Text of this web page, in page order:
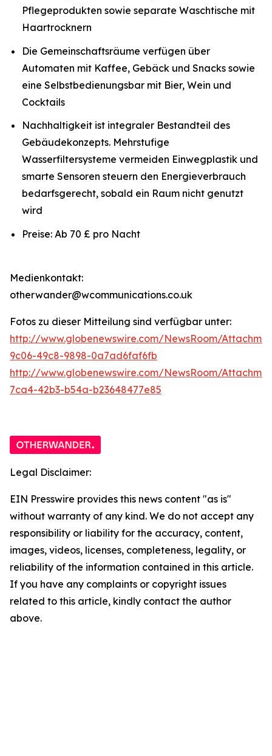
Pflegeprodukten sowie separate Waschtische mit
Haartrocknern
Die Gemeinschaftsräume verfügen über
Automaten mit Kaffee, Gebäck und Snacks sowie
eine Selbstbedienungsbar mit Bier, Wein und
Cocktails
Nachhaltigkeit ist integraler Bestandteil des
Gebäudekonzepts. Mehrstufige
Wasserfiltersysteme vermeiden Einwegplastik und
smarte Sensoren steuern den Energieverbrauch
bedarfsgerecht, sobald ein Raum nicht genutzt
wird
Preise: Ab 70 £ pro Nacht
Medienkontakt:
otherwander@wcommunications.co.uk
Fotos zu dieser Mitteilung sind verfügbar unter:
http://www.globenewswire.com/NewsRoom/
9c06-49c8-9898-0a7ad6faf6fb
http://www.globenewswire.com/NewsRoom/
7ca4-42b3-b54a-b23648477e85
Legal Disclaimer:
EIN Presswire provides this news content "as is"
without warranty of any kind. We do not accept any
responsibility or liability for the accuracy, content,
images, videos, licenses, completeness, legality, or
reliability of the information contained in this article.
If you have any complaints or copyright issues
related to this article, kindly contact the author
above.